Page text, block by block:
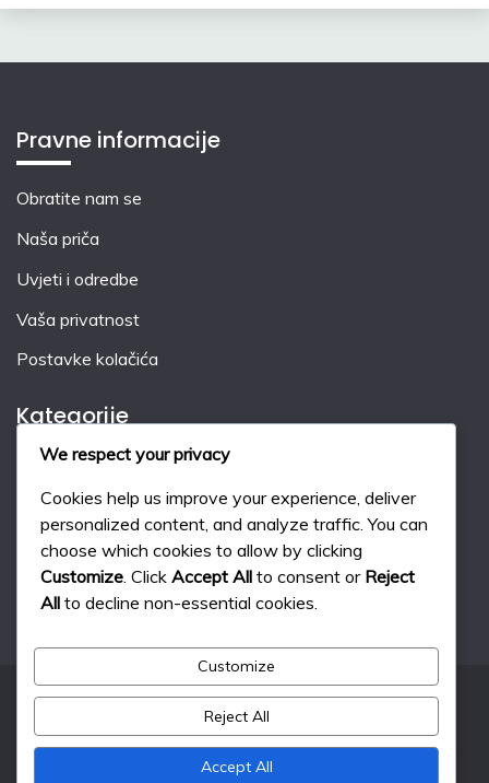
Pravne informacije
Obratite nam se
Naša priča
Uvjeti i odredbe
Vaša privatnost
Postavke kolačića
Kategorije
Pravila igre u hokeju na travi
Sustav bodovanja u travnom hokeju
All Rights Reserved 2024.
Proudly powered by WordPress
|
Theme: Fairy by
Candid Themes
We respect your privacy
Cookies help us improve your experience, deliver
personalized content, and analyze traffic. You can
choose which cookies to allow by clicking
Customize . Click Accept All to consent or Reject
All to decline non-essential cookies.
Customize
Reject All
Accept All